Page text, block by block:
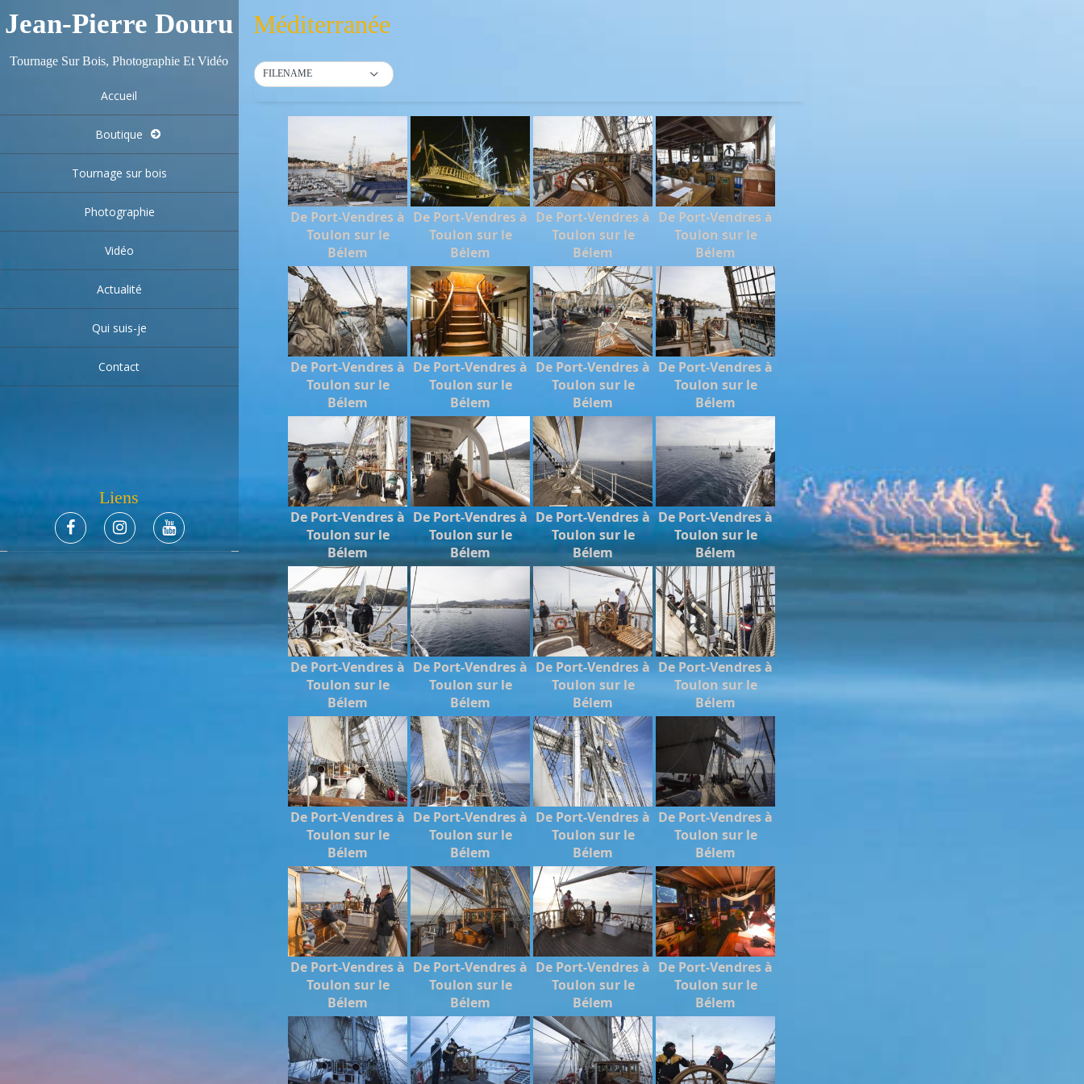
Jean-Pierre Douru
Tournage Sur Bois, Photographie Et Vidéo
Accueil
Boutique
Tournage sur bois
Photographie
Vidéo
Actualité
Qui suis-je
Contact
Liens
Méditerranée
FILENAME
De Port-Vendres à
Toulon sur le
Bélem
De Port-Vendres à
Toulon sur le
Bélem
De Port-Vendres à
Toulon sur le
Bélem
De Port-Vendres à
Toulon sur le
Bélem
De Port-Vendres à
Toulon sur le
Bélem
De Port-Vendres à
Toulon sur le
Bélem
De Port-Vendres à
Toulon sur le
Bélem
De Port-Vendres à
Toulon sur le
Bélem
De Port-Vendres à
Toulon sur le
Bélem
De Port-Vendres à
Toulon sur le
Bélem
De Port-Vendres à
Toulon sur le
Bélem
De Port-Vendres à
Toulon sur le
Bélem
De Port-Vendres à
Toulon sur le
Bélem
De Port-Vendres à
Toulon sur le
Bélem
De Port-Vendres à
Toulon sur le
Bélem
De Port-Vendres à
Toulon sur le
Bélem
De Port-Vendres à
Toulon sur le
Bélem
De Port-Vendres à
Toulon sur le
Bélem
De Port-Vendres à
Toulon sur le
Bélem
De Port-Vendres à
Toulon sur le
Bélem
De Port-Vendres à
Toulon sur le
Bélem
De Port-Vendres à
Toulon sur le
Bélem
De Port-Vendres à
Toulon sur le
Bélem
De Port-Vendres à
Toulon sur le
Bélem